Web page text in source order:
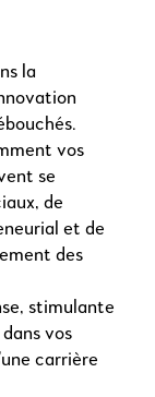
la
vos
se
de
et de
des
stimulante
vos
carrière